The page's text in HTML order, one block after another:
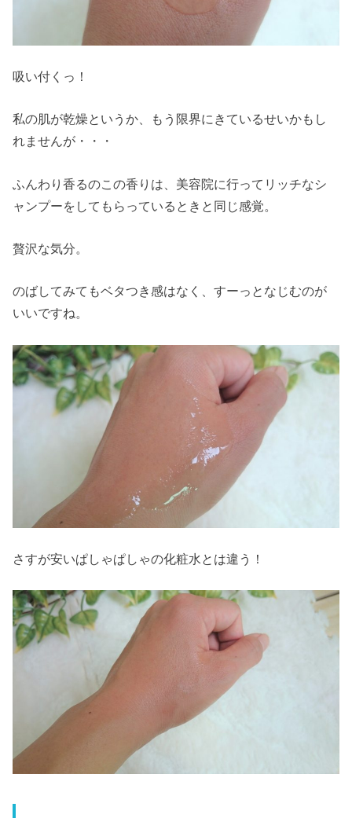
吸い付くっ！
私の肌が乾燥というか、もう限界にきているせいかもし
れませんが・・・
ふんわり香るのこの香りは、美容院に行ってリッチなシ
ャンプーをしてもらっているときと同じ感覚。
贅沢な気分。
のばしてみてもベタつき感はなく、すーっとなじむのが
いいですね。
さすが安いぱしゃぱしゃの化粧水とは違う！